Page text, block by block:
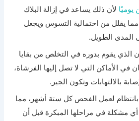
يوميًا لأن ذلك يساعد في إزالة البلاك
مما يقلل من احتمالية التسوس ويجعل
المدى الطويل.
الذي يقوم بدوره في التخلص من بقايا
في الأماكن التي لا تصل إليها الفرشاة،
بالالتهابات وتكون الجير.
بانتظام لعمل الفحص كل ستة أشهر، مما
مشكلة في مراحلها المبكرة قبل أن